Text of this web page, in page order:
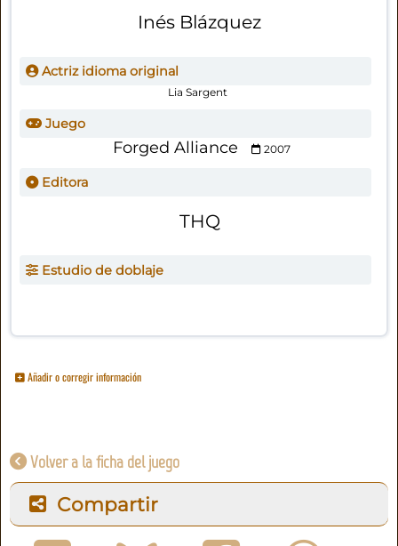
Inés Blázquez
Actriz idioma original
Lia Sargent
Juego
Forged Alliance 2007
Editora
THQ
Estudio de doblaje
Añadir o corregir información
Volver a la ficha del juego
Compartir